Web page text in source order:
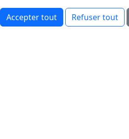
Accepter tout Refuser tout